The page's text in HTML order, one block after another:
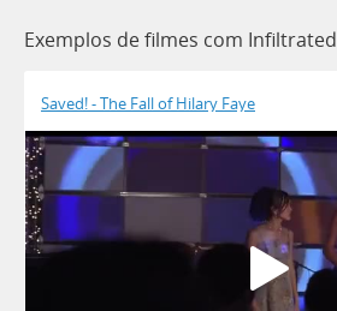
Exemplos de filmes com Infiltrated
Saved! - The Fall of Hilary Faye